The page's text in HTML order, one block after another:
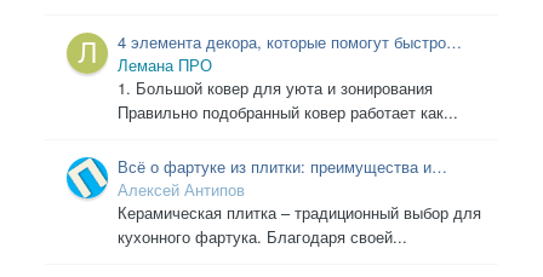
4 элемента декора, которые помогут быстро
преобразить интерьер
Лемана ПРО
1. Большой ковер для уюта и зонирования
Правильно подобранный ковер работает как...
Всё о фартуке из плитки: преимущества и
недостатки для вашей кухни
Алексей Антипов
Керамическая плитка – традиционный выбор для
кухонного фартука. Благодаря своей...